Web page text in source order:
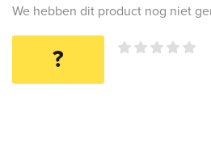
We hebben dit product nog niet
?